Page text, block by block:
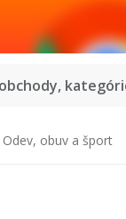
Odev, obuv a šport